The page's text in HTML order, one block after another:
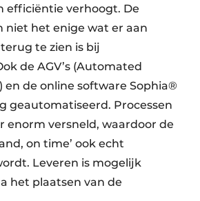
efficiëntie verhoogt. De
niet het enige wat er aan
terug te zien is bij
de AGV’s (Automated
en de online software Sophia®
geautomatiseerd. Processen
enorm versneld, waardoor de
on time’ ook echt
Leveren is mogelijk
het plaatsen van de